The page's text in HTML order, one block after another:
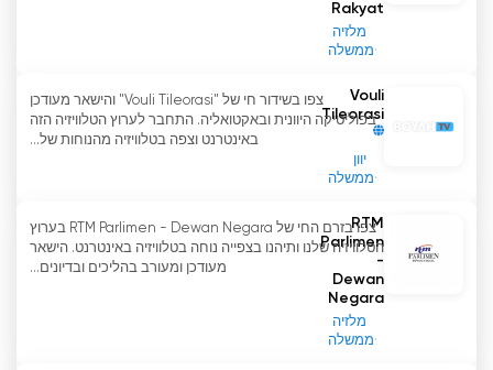
Rakyat
מלזיה
ממשלה
Vouli
Tileorasi
יוון
ממשלה
צפו בשידור חי של "Vouli Tileorasi" והישאר מעודכן
בפוליטיקה היוונית ובאקטואליה. התחבר לערוץ הטלוויזיה הזה
באינטרנט וצפה בטלוויזיה מהנוחות של...
RTM
Parlimen
-
Dewan
Negara
מלזיה
ממשלה
צפו בזרם החי של RTM Parlimen - Dewan Negara בערוץ
הטלוויזיה שלנו ותיהנו בצפייה נוחה בטלוויזיה באינטרנט. הישאר
מעודכן ומעורב בהליכים ובדיונים...